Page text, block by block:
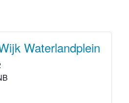
Waterlandplein